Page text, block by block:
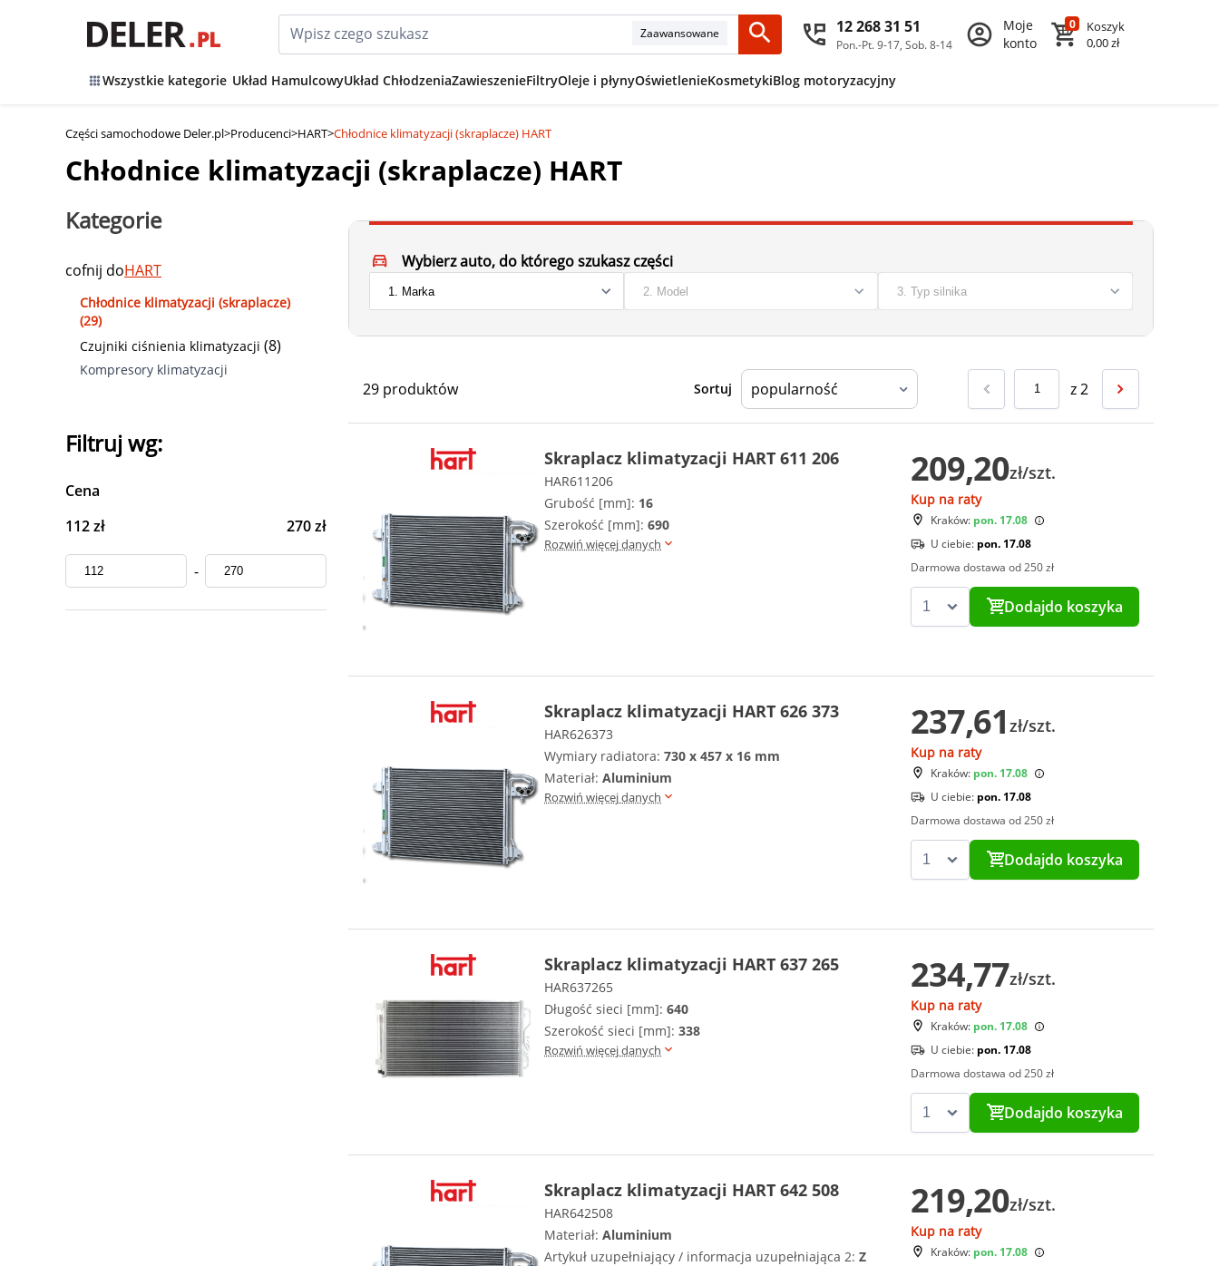
Zaawansowane 12 268 31 51
Pon.-Pt. 9-17, Sob. 8-14
Moje
konto
0
Koszyk
0,00 zł
Wszystkie kategorie Układ HamulcowyUkład ChłodzeniaZawieszenieFiltryOleje i płynyOświetlenieKosmetykiBlog motoryzacyjny
Części samochodowe Deler.pl>Producenci>HART>Chłodnice klimatyzacji (skraplacze) HART
Chłodnice klimatyzacji (skraplacze) HART
Kategorie
cofnij doHART
Chłodnice klimatyzacji (skraplacze)
(29)
Czujniki ciśnienia klimatyzacji (8)
Kompresory klimatyzacji
Filtruj wg:
Cena
112 zł
270 zł
-
Wybierz auto, do którego szukasz części
29 produktów Sortuj z2
Skraplacz klimatyzacji HART 611 206
HAR611206
Grubość [mm]: 16
Szerokość [mm]: 690
Rozwiń więcej danych
209,20zł/szt.
Kup na raty
Kraków: pon. 17.08
U ciebie: pon. 17.08
Darmowa dostawa od 250 zł
Dodajdo koszyka
Skraplacz klimatyzacji HART 626 373
HAR626373
Wymiary radiatora: 730 x 457 x 16 mm
Materiał: Aluminium
Rozwiń więcej danych
237,61 zł/szt.
Kup na raty
Kraków: pon. 17.08
U ciebie: pon. 17.08
Darmowa dostawa od 250 zł
Dodajdo koszyka
Skraplacz klimatyzacji HART 637 265
HAR637265
Długość sieci [mm]: 640
Szerokość sieci [mm]: 338
Rozwiń więcej danych
234,77zł/szt.
Kup na raty
Kraków: pon. 17.08
U ciebie: pon. 17.08
Darmowa dostawa od 250 zł
Dodajdo koszyka
Skraplacz klimatyzacji HART 642 508
HAR642508
Materiał: Aluminium
Artykuł uzupełniający / informacja uzupełniająca 2: Z
219,20zł/szt.
Kup na raty
Kraków: pon. 17.08